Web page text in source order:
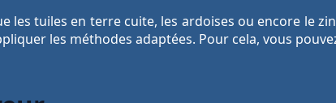
les tuiles en terre cuite, les ardoises ou encore le
les méthodes adaptées. Pour cela, vous